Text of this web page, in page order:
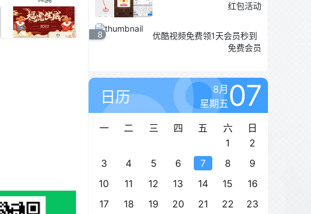
红包活动
8
优酷视频免费领1天会员秒到
免费会员
日历
8月
星期五 07
一 二 三 四 五 六
日
1
2
3
4 5 6 7 8
9
10
11 12 13 14 15
16
17
18 19 20 21 22
23